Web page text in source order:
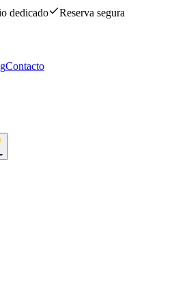
dedicado
Reserva segura
Contacto